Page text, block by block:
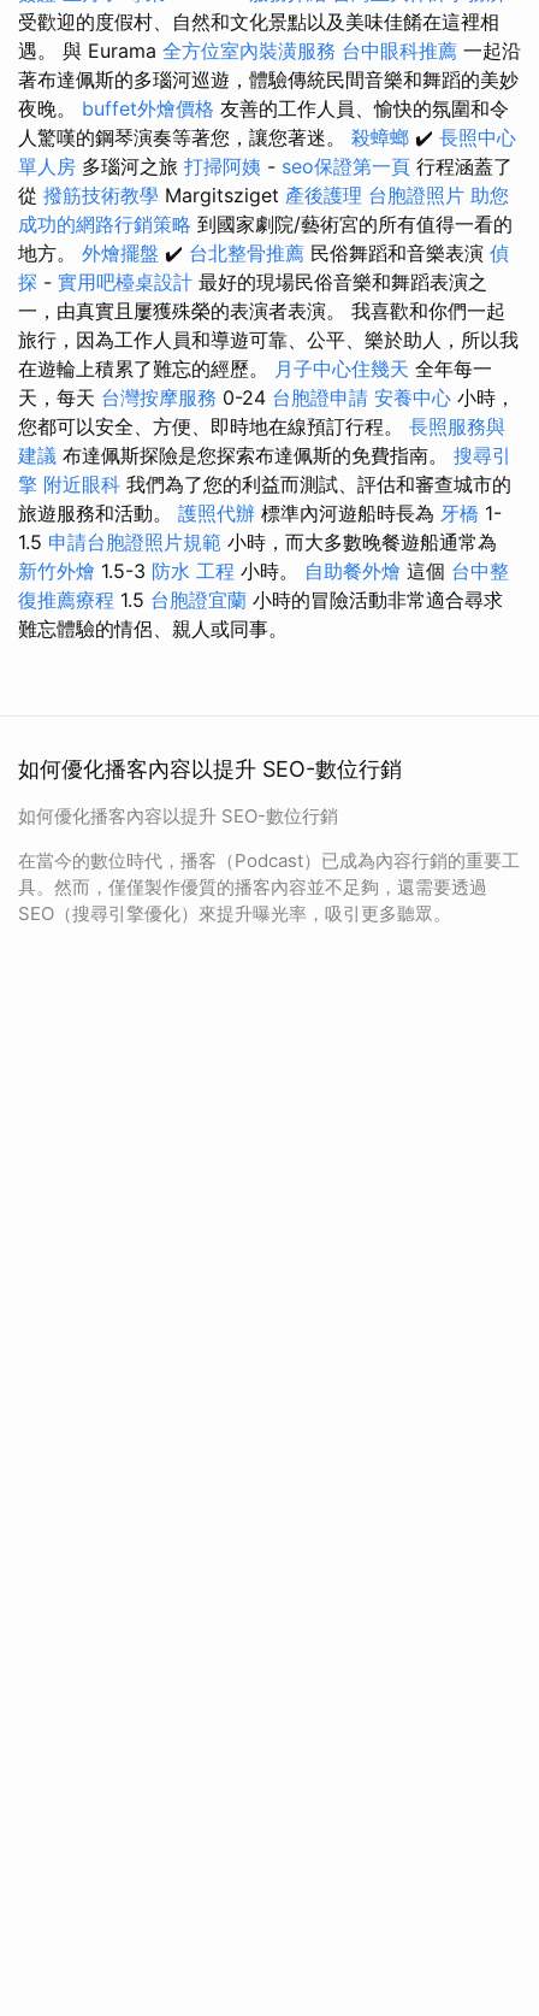
受歡迎的度假村、自然和文化景點以及美味佳餚在這裡相
遇。 與 Eurama 全方位室內裝潢服務 台中眼科推薦 一起沿
著布達佩斯的多瑙河巡遊，體驗傳統民間音樂和舞蹈的美妙
夜晚。 buffet外燴價格 友善的工作人員、愉快的氛圍和令
人驚嘆的鋼琴演奏等著您，讓您著迷。 殺蟑螂 ✔️ 長照中心
單人房 多瑙河之旅 打掃阿姨 - seo保證第一頁 行程涵蓋了
從 撥筋技術教學 Margitsziget 產後護理 台胞證照片 助您
成功的網路行銷策略 到國家劇院/藝術宮的所有值得一看的
地方。 外燴擺盤 ✔️ 台北整骨推薦 民俗舞蹈和音樂表演 偵
探 - 實用吧檯桌設計 最好的現場民俗音樂和舞蹈表演之
一，由真實且屢獲殊榮的表演者表演。 我喜歡和你們一起
旅行，因為工作人員和導遊可靠、公平、樂於助人，所以我
在遊輪上積累了難忘的經歷。 月子中心住幾天 全年每一
天，每天 台灣按摩服務 0-24 台胞證申請 安養中心 小時，
您都可以安全、方便、即時地在線預訂行程。 長照服務與
建議 布達佩斯探險是您探索布達佩斯的免費指南。 搜尋引
擎 附近眼科 我們為了您的利益而測試、評估和審查城市的
旅遊服務和活動。 護照代辦 標準內河遊船時長為 牙橋 1-
1.5 申請台胞證照片規範 小時，而大多數晚餐遊船通常為
新竹外燴 1.5-3 防水 工程 小時。 自助餐外燴 這個 台中整
復推薦療程 1.5 台胞證宜蘭 小時的冒險活動非常適合尋求
難忘體驗的情侶、親人或同事。
如何優化播客內容以提升 SEO-數位行銷
如何優化播客內容以提升 SEO-數位行銷
在當今的數位時代，播客（Podcast）已成為內容行銷的重要工
具。然而，僅僅製作優質的播客內容並不足夠，還需要透過
SEO（搜尋引擎優化）來提升曝光率，吸引更多聽眾。